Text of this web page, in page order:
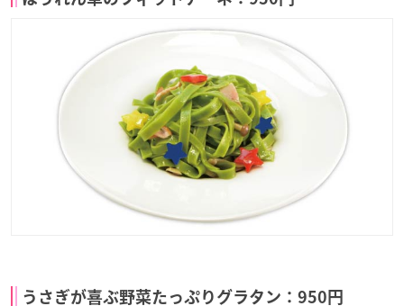
うさぎが喜ぶ野菜たっぷりグラタン：950円